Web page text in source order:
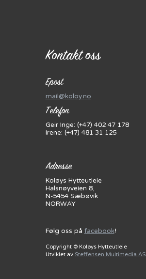
Kontakt oss
Epost
mail@koloy.no
Telefon
Geir Inge: (+47) 402 47 178
Irene: (+47) 481 31 125
Adresse
Koløys Hytteutleie
Halsnøyveien 8,
N-5454 Sæbøvik
NORWAY
Følg oss på facebook!
Copyright © Koløys Hytteutleie
Utviklet av Steffensen Multimedia AS